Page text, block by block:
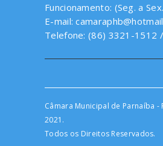
Funcionamento: (Seg. a
E-mail:
Telefone: (86) 3321-1512
Câmara Municipal de Parnaíba -
2021.
Todos os Direitos Reservados.